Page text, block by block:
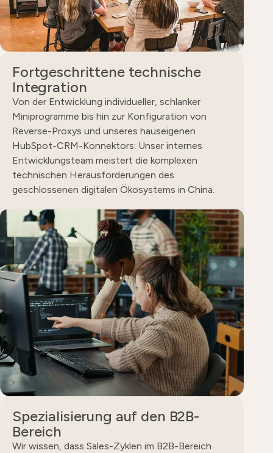
Fortgeschrittene technische
Integration
Von der Entwicklung individueller, schlanker
Miniprogramme bis hin zur Konfiguration von
Reverse-Proxys und unseres hauseigenen
HubSpot-CRM-Konnektors: Unser internes
Entwicklungsteam meistert die komplexen
technischen Herausforderungen des
geschlossenen digitalen Ökosystems in China.
Spezialisierung auf den B2B-
Bereich
Wir wissen, dass Sales-Zyklen im B2B-Bereich